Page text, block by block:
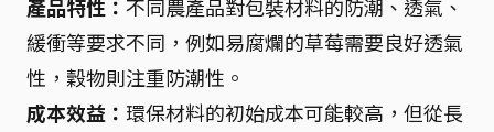
產品特性： 不同農產品對包裝材料的防潮、透氣、
緩衝等要求不同，例如易腐爛的草莓需要良好透氣
性，穀物則注重防潮性。
成本效益： 環保材料的初始成本可能較高，但從長